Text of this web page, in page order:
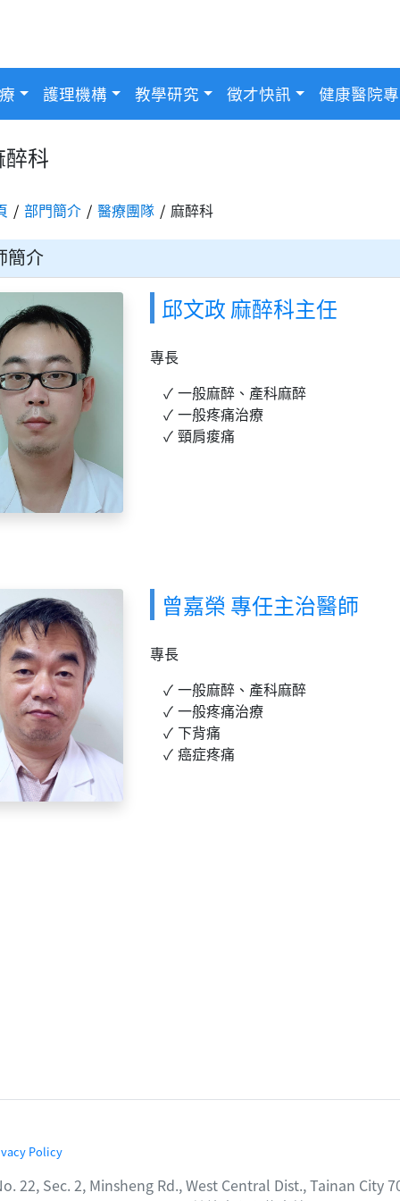
護理機構 教學研究 徵才快訊 健康醫院
科
部門簡介 醫療團隊 麻醉科
簡介
邱文政 麻醉科主任
專長
一般麻醉、產科麻醉
一般疼痛治療
頸肩痠痛
曾嘉榮 專任主治醫師
專長
一般麻醉、產科麻醉
一般疼痛治療
下背痛
癌症疼痛
Policy
22, Sec. 2, Minsheng Rd., West Central Dist., Tainan City